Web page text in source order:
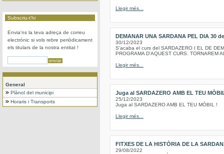
Subscriu-t'hi
Envia'ns la teva adreça de correu
electrònic si vols rebre periòdicament
els titulars de la nostra entitat !
General
Plànol del municipi
Horaris i Transports
Llegir més...
DEMANAR UNA SARDANA PEL DIA 30
30/12/2023
S'acaba el curs del SARDAZERO I EL DE
PROGRAMA D'AQUEST CURS. TORNAREM
Llegir més...
Juga al SARDAZERO AMB EL TEU
25/12/2023
Juga al SARDAZERO AMB EL TEU MÒBIL !
Llegir més...
FITXES DE LA HISTÒRIA DE LA
29/08/2022